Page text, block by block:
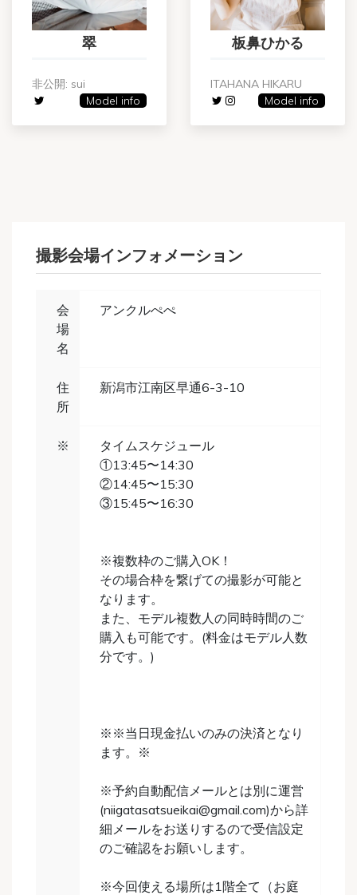
翠
非公開: sui
Model info
板鼻ひかる
ITAHANA HIKARU
Model info
撮影会場インフォメーション
会
場
名
アンクルぺぺ
住
所
新潟市江南区早通6-3-10
※
タイムスケジュール
①13:45〜14:30
②14:45〜15:30
③15:45〜16:30
※複数枠のご購入OK！
その場合枠を繋げての撮影が可能と
なります。
また、モデル複数人の同時時間のご
購入も可能です。(料金はモデル人数
分です。)
※※当日現金払いのみの決済となり
ます。※
※予約自動配信メールとは別に運営
(niigatasatsueikai@gmail.com)から詳
細メールをお送りするので受信設定
のご確認をお願いします。
※今回使える場所は1階全て（お庭